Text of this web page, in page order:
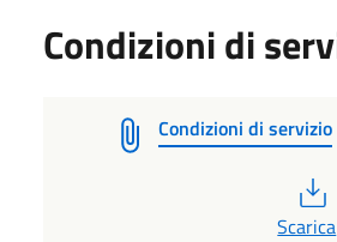
Condizioni di
Condizioni di servizio
Scarica